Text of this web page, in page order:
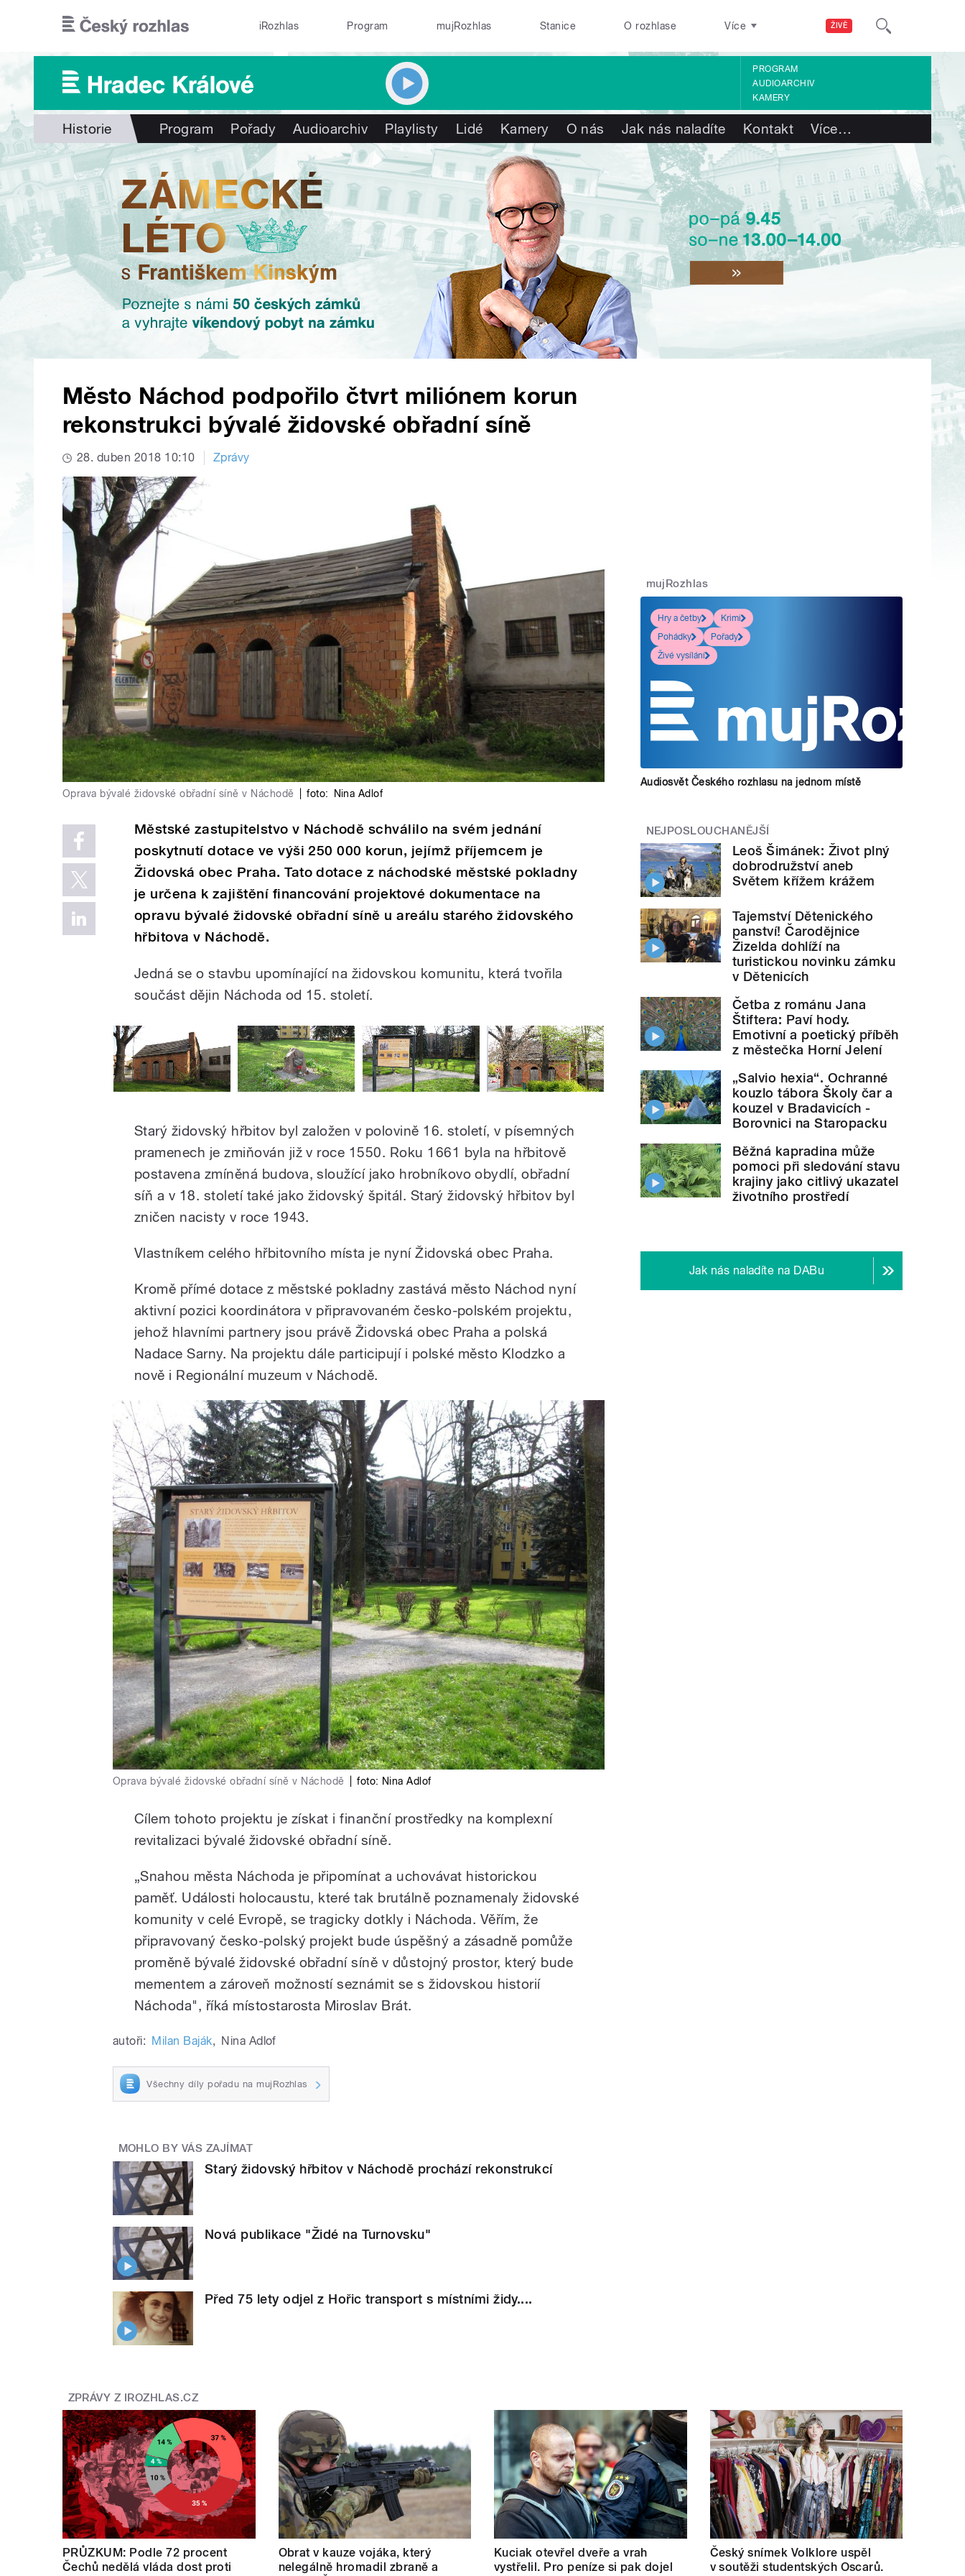
ŽIVĚ
iRozhlas Program mujRozhlas Stanice O rozhlase Více
PROGRAM
AUDIOARCHIV
KAMERY
Historie Program Pořady Audioarchiv Playlisty Lidé Kamery O nás Jak nás naladíte Kontakt Více…
Město Náchod podpořilo čtvrt miliónem korun
rekonstrukci bývalé židovské obřadní síně
28. duben 2018 10:10 Zprávy
Oprava bývalé židovské obřadní síně v Náchodě foto: Nina Adlof
Městské zastupitelstvo v Náchodě schválilo na svém jednání
poskytnutí dotace ve výši 250 000 korun, jejímž příjemcem je
Židovská obec Praha. Tato dotace z náchodské městské pokladny
je určena k zajištění financování projektové dokumentace na
opravu bývalé židovské obřadní síně u areálu starého židovského
hřbitova v Náchodě.
Jedná se o stavbu upomínající na židovskou komunitu, která tvořila
součást dějin Náchoda od 15. století.
Starý židovský hřbitov byl založen v polovině 16. století, v písemných
pramenech je zmiňován již v roce 1550. Roku 1661 byla na hřbitově
postavena zmíněná budova, sloužící jako hrobníkovo obydlí, obřadní
síň a v 18. století také jako židovský špitál. Starý židovský hřbitov byl
zničen nacisty v roce 1943.
Vlastníkem celého hřbitovního místa je nyní Židovská obec Praha.
Kromě přímé dotace z městské pokladny zastává město Náchod nyní
aktivní pozici koordinátora v připravovaném česko-polském projektu,
jehož hlavními partnery jsou právě Židovská obec Praha a polská
Nadace Sarny. Na projektu dále participují i polské město Klodzko a
nově i Regionální muzeum v Náchodě.
Oprava bývalé židovské obřadní síně v Náchodě foto: Nina Adlof
Cílem tohoto projektu je získat i finanční prostředky na komplexní
revitalizaci bývalé židovské obřadní síně.
„Snahou města Náchoda je připomínat a uchovávat historickou
paměť. Události holocaustu, které tak brutálně poznamenaly židovské
komunity v celé Evropě, se tragicky dotkly i Náchoda. Věřím, že
připravovaný česko-polský projekt bude úspěšný a zásadně pomůže
proměně bývalé židovské obřadní síně v důstojný prostor, který bude
mementem a zároveň možností seznámit se s židovskou historií
Náchoda", říká místostarosta Miroslav Brát.
autoři: Milan Baják, Nina Adlof
Všechny díly pořadu na mujRozhlas
MOHLO BY VÁS ZAJÍMAT
Starý židovský hřbitov v Náchodě prochází rekonstrukcí
Nová publikace "Židé na Turnovsku"
Před 75 lety odjel z Hořic transport s místními židy....
mujRozhlas
Hry a četby
Krimi
Pohádky
Pořady
Živé vysílání
Audiosvět Českého rozhlasu na jednom místě
NEJPOSLOUCHANĚJŠÍ
Leoš Šimánek: Život plný
dobrodružství aneb
Světem křížem krážem
Tajemství Dětenického
panství! Čarodějnice
Žizelda dohlíží na
turistickou novinku zámku
v Dětenicích
Četba z románu Jana
Štiftera: Paví hody.
Emotivní a poetický příběh
z městečka Horní Jelení
„Salvio hexia“. Ochranné
kouzlo tábora Školy čar a
kouzel v Bradavicích -
Borovnici na Staropacku
Běžná kapradina může
pomoci při sledování stavu
krajiny jako citlivý ukazatel
životního prostředí
Jak nás naladíte na DABu
ZPRÁVY Z IROZHLAS.CZ
PRŮZKUM: Podle 72 procent
Čechů nedělá vláda dost proti
Obrat v kauze vojáka, který
nelegálně hromadil zbraně a
Kuciak otevřel dveře a vrah
vystřelil. Pro peníze si pak dojel
Český snímek Volklore uspěl
v soutěži studentských Oscarů.